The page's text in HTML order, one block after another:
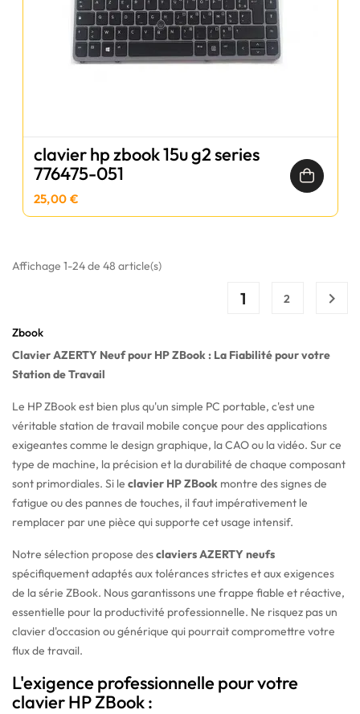
clavier hp zbook 15u g2 series
776475-051
25,00 €
Affichage 1-24 de 48 article(s)
1 2 
Zbook
Clavier AZERTY Neuf pour HP ZBook : La Fiabilité pour votre
Station de Travail
Le HP ZBook est bien plus qu'un simple PC portable, c'est une
véritable station de travail mobile conçue pour des applications
exigeantes comme le design graphique, la CAO ou la vidéo. Sur ce
type de machine, la précision et la durabilité de chaque composant
sont primordiales. Si le clavier HP ZBook montre des signes de
fatigue ou des pannes de touches, il faut impérativement le
remplacer par une pièce qui supporte cet usage intensif.
Notre sélection propose desclaviers AZERTY neufs
spécifiquement adaptés aux tolérances strictes et aux exigences
de la série ZBook. Nous garantissons une frappe fiable et réactive,
essentielle pour la productivité professionnelle. Ne risquez pas un
clavier d'occasion ou générique qui pourrait compromettre votre
flux de travail.
L'exigence professionnelle pour votre
clavier HP ZBook :